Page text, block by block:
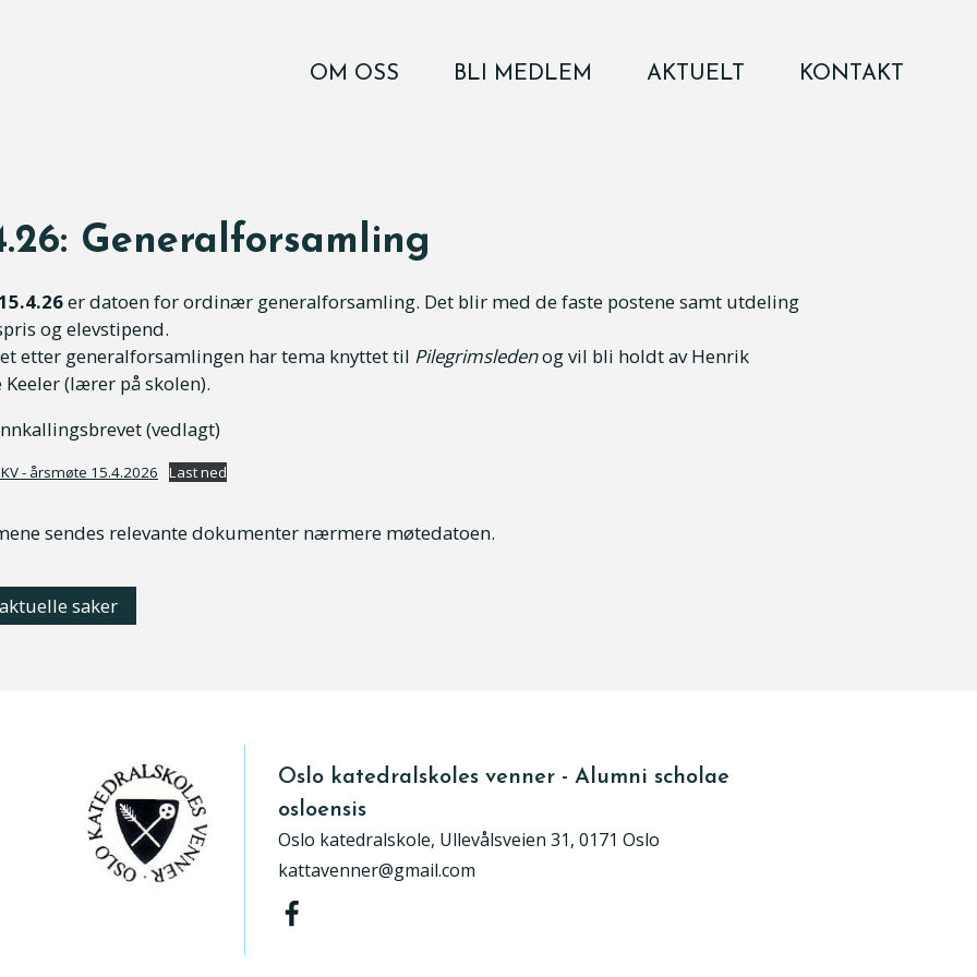
OM OSS BLI MEDLEM AKTUELT KONTAKT
Generalforsamling
er datoen for ordinær generalforsamling. Det blir med de faste postene samt utdeling
og elevstipend.
etter generalforsamlingen har tema knyttet til Pilegrimsledenog vil bli holdt av Henrik
Keeler (lærer på skolen).
(vedlagt)
- årsmøte 15.4.2026 Last ned
sendes relevante dokumenter nærmere møtedatoen.
saker
Oslo katedralskoles venner - Alumni scholae
osloensis
Oslo katedralskole, Ullevålsveien 31, 0171 Oslo
kattavenner@gmail.com